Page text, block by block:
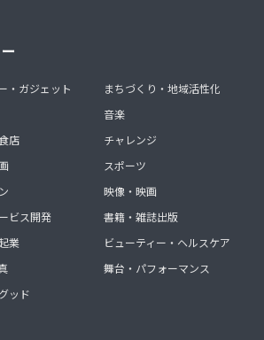
・ガジェット
店
ビス開発
業
ッド
まちづくり・地域活性化
音楽
チャレンジ
スポーツ
映像・映画
書籍・雑誌出版
ビューティー・ヘルスケア
舞台・パフォーマンス